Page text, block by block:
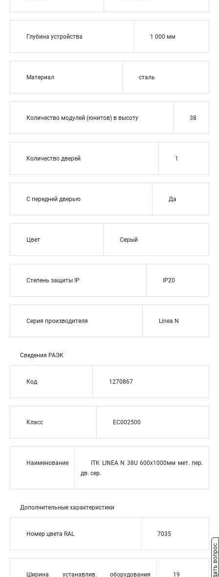
Глубина устройства 1 000 мм
Материал сталь
Количество модулей (юнитов) в высоту 38
Количество дверей 1
С передней дверью Да
Цвет Серый
Степень защиты IP IP20
Серия производителя Linea N
Сведения РАЭК
Код 1270867
Класс EC002500
Наименование
ITK LINEA N 38U 600х1000мм мет. пер.
дв. сер.
Дополнительные характеристики
Номер цвета RAL 7035
Ширина устанавлив. оборудования 19 Задать вопрос